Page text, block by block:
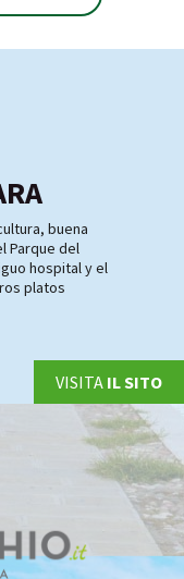
buena
Parque del
hospital y el
platos
VISITA IL SITO